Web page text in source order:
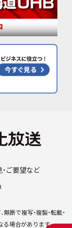
・ご要望など
断で複写・複製・転載・
る場合があります。